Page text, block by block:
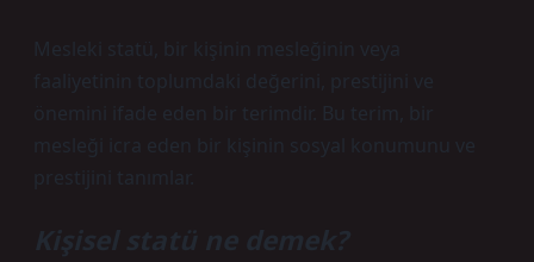
Mesleki statü, bir kişinin mesleğinin veya
faaliyetinin toplumdaki değerini, prestijini ve
önemini ifade eden bir terimdir. Bu terim, bir
mesleği icra eden bir kişinin sosyal konumunu ve
prestijini tanımlar.
Kişisel statü ne demek?